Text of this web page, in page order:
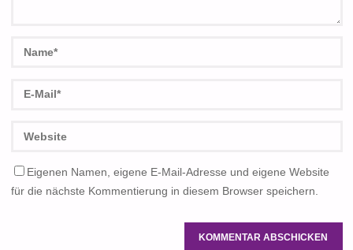
Eigenen Namen, eigene E-Mail-Adresse und eigene Website
für die nächste Kommentierung in diesem Browser speichern.